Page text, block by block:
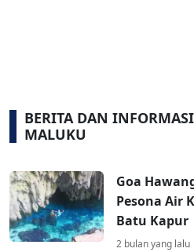
BERITA DAN
MALUKU
Goa
Pesona Air
Batu Kapur
2 bulan yang lalu